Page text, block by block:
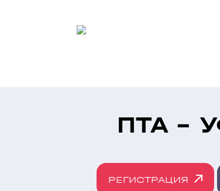
ПТА -
РЕГИСТРАЦИЯ